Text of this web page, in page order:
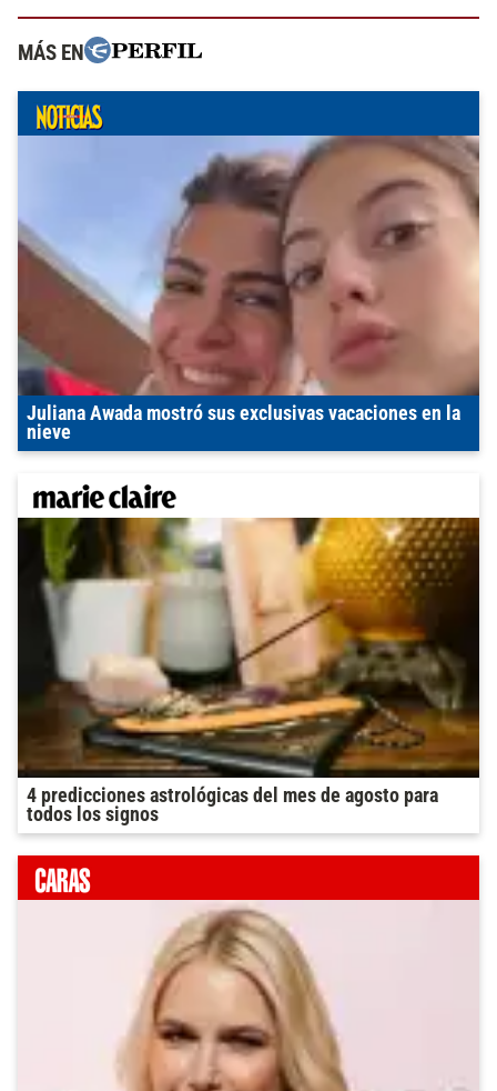
MÁS EN
Juliana Awada mostró sus exclusivas vacaciones en la
nieve
4 predicciones astrológicas del mes de agosto para
todos los signos